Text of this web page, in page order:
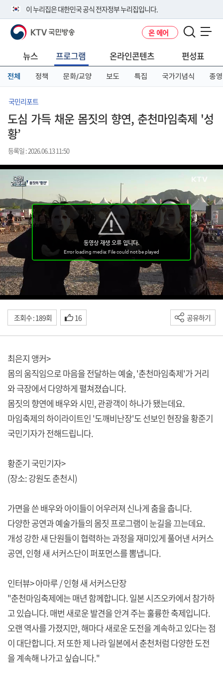
이 누리집은 대한민국 공식 전자정부 누리집입니다.
공식 누리집 주소 확인하기
니다.
이밖에 or.kr 또는 .kr등 다른 도메인 주소를 사용하고 있다면 아래 URL에
서 도메인 주소를 확인해 보세요
KTV 국민방송 온 에어
뉴스 프로그램 온라인콘텐츠 편성표
전체 정책 문화/교양 보도 특집 국가기념식 종영
국민리포트
도심 가득 채운 몸짓의 향연, 춘천마임축제 '성
황’
등록일 : 2026.06.13 11:50
조회수 : 189회 16 공유하기
최은지 앵커>
몸의 움직임으로 마음을 전달하는 예술, '춘천마임축제'가 거리
와 극장에서 다양하게 펼쳐졌습니다.
몸짓의 향연에 배우와 시민, 관광객이 하나가 됐는데요.
마임축제의 하이라이트인 '도깨비난장'도 선보인 현장을 황준기
국민기자가 전해드립니다.
황준기 국민기자>
(장소: 강원도 춘천시)
가면을 쓴 배우와 아이들이 어우러져 신나게 춤을 춥니다.
다양한 공연과 예술가들의 몸짓 프로그램이 눈길을 끄는데요.
개성 강한 새 단원들이 협력하는 과정을 재미있게 풀어낸 서커스
공연, 인형 새 서커스단이 퍼포먼스를 뽐냅니다.
인터뷰> 아마루 / 인형 새 서커스단장
"춘천마임축제에는 매년 함께합니다. 일본 시즈오카에서 참가하
고 있습니다. 매번 새로운 발견을 안겨 주는 훌륭한 축제입니다.
오랜 역사를 가졌지만, 해마다 새로운 도전을 계속하고 있다는 점
이 대단합니다. 저 또한 제 나라 일본에서 춘천처럼 다양한 도전
을 계속해 나가고 싶습니다."